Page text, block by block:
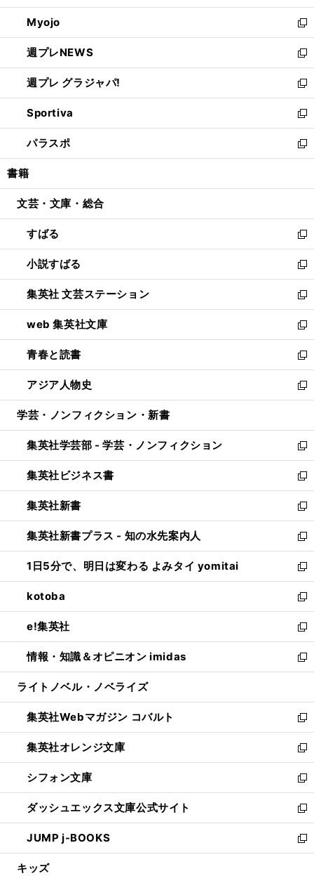
開
く
ウ
で
開
く
ン
ド
ウ
で
開
く
ウ
ィ
ン
ド
ウ
で
開
く
Myojo
新
し
い
ウ
ィ
ン
ド
ウ
で
開
週プレNEWS
新
し
い
ウ
ィ
ン
ド
ウ
開
週プレ グラジャパ!
新
し
い
ウ
ィ
ン
ウ
開
く
Sportiva
新
し
い
ウ
ン
ウ
で
開
く
パラスポ
新
し
ウ
ン
ド
ウ
で
開
く
書籍
文芸・文庫・総合
すばる
新
し
い
ウ
ィ
ン
ド
ウ
で
開
く
小説すばる
新
し
い
ウ
ィ
ン
ド
ウ
で
開
集英社 文芸ステーション
新
し
い
ウ
ィ
ン
ド
ウ
開
く
web 集英社文庫
新
し
い
ウ
ィ
ン
ウ
で
開
く
青春と読書
新
し
い
ウ
ン
ド
ウ
で
開
く
アジア人物史
新
し
ウ
ィ
ン
ド
ウ
で
開
く
学芸・ノンフィクション・新書
集英社学芸部 - 学芸・ノンフィクション
新
し
い
ウ
ィ
ン
ド
ウ
で
開
く
集英社ビジネス書
新
し
い
ウ
ィ
ン
ド
ウ
で
開
く
集英社新書
新
し
い
ウ
ィ
ン
ド
ウ
で
開
く
集英社新書プラス - 知の水先案内人
新
し
い
ウ
ィ
ン
ド
ウ
で
開
1日5分で、明日は変わる よみタイ yomitai
新
し
い
ウ
ィ
ン
ド
ウ
開
く
kotoba
新
し
い
ウ
ィ
ン
ウ
で
開
く
e!集英社
新
し
い
ウ
ン
ド
ウ
で
開
く
情報・知識＆オピニオン imidas
新
し
ウ
ィ
ン
ド
ウ
で
開
く
ライトノベル・ノベライズ
集英社Webマガジン コバルト
新
し
い
ウ
ィ
ン
ド
ウ
で
開
集英社オレンジ文庫
新
し
い
ウ
ィ
ン
ド
ウ
シフォン文庫
新
し
い
ウ
ィ
ン
ダッシュエックス文庫公式サイト
新
し
い
ウ
JUMP j-BOOKS
新
し
キッズ